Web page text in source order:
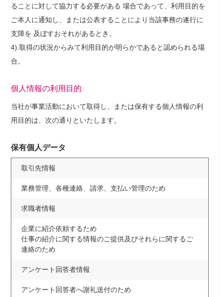
ることに対して協力する必要がある 場合であって、利用目的を
ご本人に通知し、または公表することにより当該事務の遂行に
支障を 及ぼすおそれがあるとき。
4).取得の状況からみて利用目的が明らかであると認められる場
合。
個人情報の利用目的
当社が事業活動において取得し、または保有する個人情報の利
用目的は、次の通りといたします。
保有個人データ
取引先情報
業務管理、各種連絡、請求、支払い管理のため
求職者情報
企業に紹介依頼するため
仕事の紹介に関する情報のご提供及びそれらに関するご
連絡のため
アンケート回答者情報
アンケート回答者へ謝礼送付のため